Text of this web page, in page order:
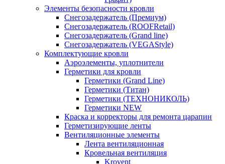
Элементы безопасности кровли
Снегозадержатель (Премиум)
Снегозадержатель (ROOFRetail)
Снегозадержатель (Grand line)
Снегозадержатель (VEGAStyle)
Комплектующие кровли
Аэроэлементы, уплотнители
Герметики для кровли
Герметики (Grand Line)
Герметики (Титан)
Герметики (ТЕХНОНИКОЛЬ)
Герметики NEW
Краска и корректоры для ремонта царапин
Герметизирующие ленты
Вентиляционные элементы
Лента вентиляционная
Кровельная вентиляция
Krovent